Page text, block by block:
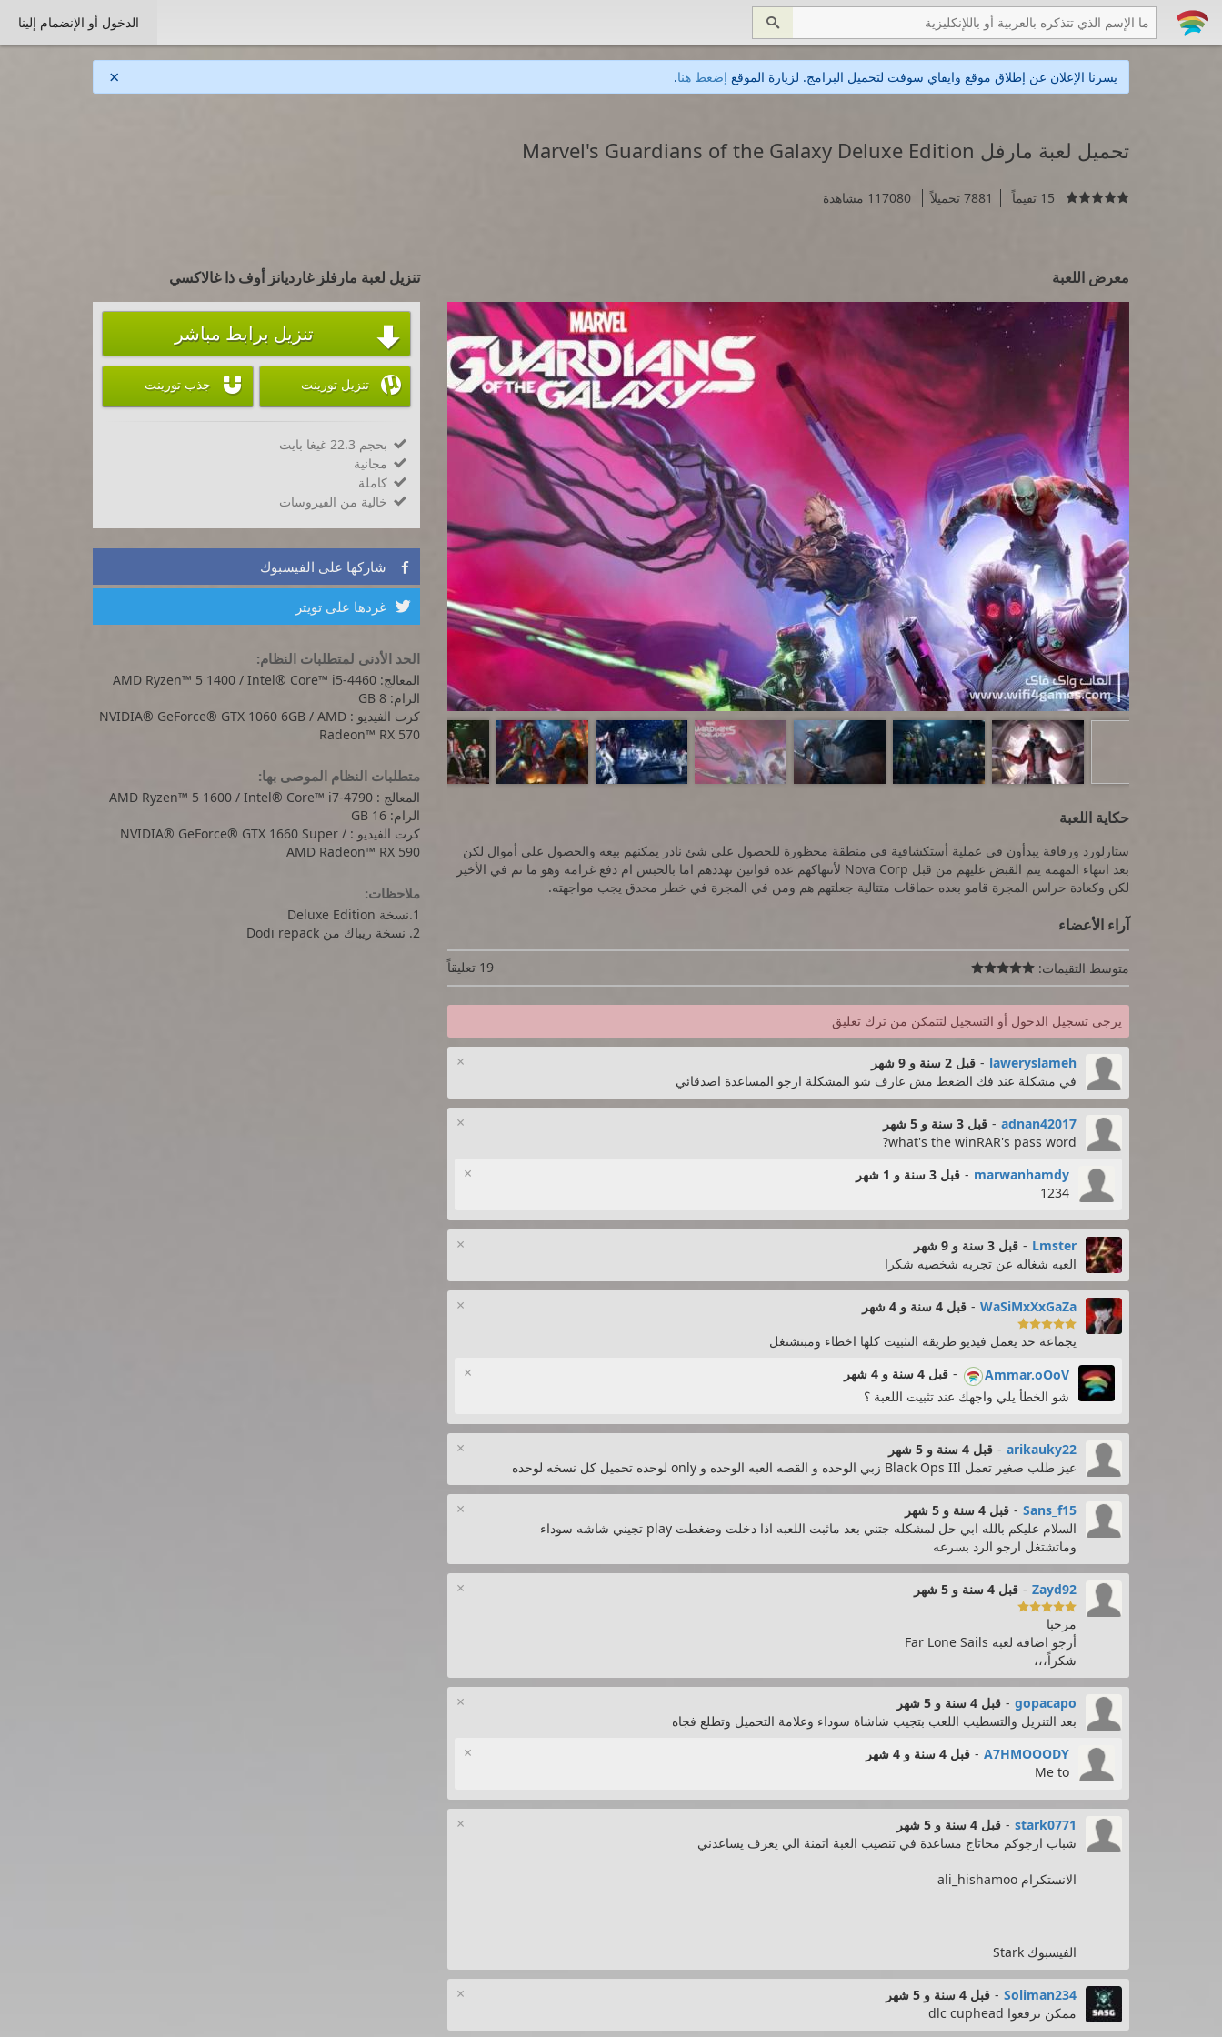
 الدخول أو الإنضمام إلينا
يسرنا الإعلان عن إطلاق موقع وايفاي سوفت لتحميل البرامج. لزيارة الموقع إضعط هنا.
×
تحميل لعبة مارفل Marvel's Guardians of the Galaxy Deluxe Edition
 15 تقيماً 7881 تحميلاً 117080 مشاهدة
معرض اللعبة
حكاية اللعبة
ستارلورد ورفاقة يبدأون في عملية أستكشافية في منطقة محظورة للحصول علي شئ نادر يمكنهم بيعه والحصول علي أموال لكن
بعد انتهاء المهمة يتم القبض عليهم من قبل Nova Corp لأنتهاكهم عده قوانين تهددهم اما بالحبس ام دفع غرامة وهو ما تم في الأخير
لكن وكعادة حراس المجرة قامو بعده حماقات متتالية جعلتهم هم ومن في المجرة في خطر محدق يجب مواجهته.
آراء الأعضاء
متوسط التقيمات:  19 تعليقاً
يرجى تسجيل الدخول أو التسجيل لتتمكن من ترك تعليق
× laweryslameh
- قبل 2 سنة و 9 شهر
في مشكلة عند فك الضغط مش عارف شو المشكلة ارجو المساعدة اصدقائي
× adnan42017
- قبل 3 سنة و 5 شهر
what's the winRAR's pass word?
× marwanhamdy
- قبل 3 سنة و 1 شهر
1234
× Lmster
- قبل 3 سنة و 9 شهر
العبه شغاله عن تجربه شخصيه شكرا
× WaSiMxXxGaZa
- قبل 4 سنة و 4 شهر

يجماعة حد يعمل فيديو طريقة التثبيت كلها اخطاء ومبتشتغل
× Ammar.oOoV
- قبل 4 سنة و 4 شهر
شو الخطأ يلي واجهك عند تثبيت اللعبة ؟
× arikauky22
- قبل 4 سنة و 5 شهر
عيز طلب صغير تعمل Black Ops IIl زبي الوحده و القصه العبه الوحده و only لوحده تحميل كل نسخه لوحده
× Sans_f15
- قبل 4 سنة و 5 شهر
السلام عليكم بالله ابي حل لمشكله جتني بعد ماثبت اللعبه اذا دخلت وضغطت play تجيني شاشه سوداء
وماتشتغل ارجو الرد بسرعه
× Zayd92
- قبل 4 سنة و 5 شهر

مرحبا
أرجو اضافة لعبة Far Lone Sails
شكراً،،،
× gopacapo
- قبل 4 سنة و 5 شهر
بعد التنزيل والتسطيب اللعب بتجيب شاشاة سوداء وعلامة التحميل وتطلع فجاه
× A7HMOOODY
- قبل 4 سنة و 4 شهر
Me to
× stark0771
- قبل 4 سنة و 5 شهر
شباب ارجوكم محاتاج مساعدة في تنصيب العبة اتمنة الي يعرف يساعدني
الانستكرام ali_hishamoo
الفيسبوك Stark
× Soliman234
- قبل 4 سنة و 5 شهر
ممكن ترفعوا dlc cuphead
تنزيل لعبة مارفلز غارديانز أوف ذا غالاكسي
 تنزيل برابط مباشر
 تنزيل تورينت  جذب تورينت
 بحجم 22.3 غيغا بايت
 مجانية
 كاملة
 خالية من الفيروسات
 شاركها على الفيسبوك
 غردها على تويتر
الحد الأدنى لمتطلبات النظام:
المعالج: AMD Ryzen™ 5 1400 / Intel® Core™ i5-4460
الرام: 8 GB
كرت الفيديو : NVIDIA® GeForce® GTX 1060 6GB / AMD
Radeon™ RX 570
متطلبات النظام الموصى بها:
المعالج : AMD Ryzen™ 5 1600 / Intel® Core™ i7-4790
الرام: 16 GB
كرت الفيديو : NVIDIA® GeForce® GTX 1660 Super /
AMD Radeon™ RX 590
ملاحظات:
1.نسخة Deluxe Edition
2. نسخة ريباك من Dodi repack